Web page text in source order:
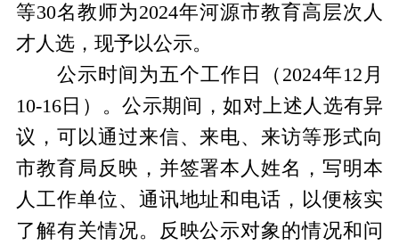
等30名教师为2024年河源市教育高层次人
才人选，现予以公示。
公示时间为五个工作日（2024年12月
10-16日）。公示期间，如对上述人选有异
议，可以通过来信、来电、来访等形式向
市教育局反映，并签署本人姓名，写明本
人工作单位、通讯地址和电话，以便核实
了解有关情况。反映公示对象的情况和问